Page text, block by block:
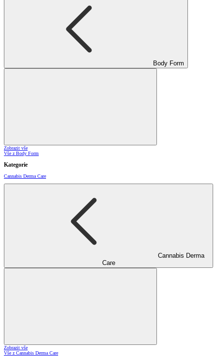
Body Form
Zobrazit vše
Vše z Body Form
Kategorie
Cannabis Derma Care
Cannabis Derma
Care
Zobrazit vše
Vše z Cannabis Derma Care